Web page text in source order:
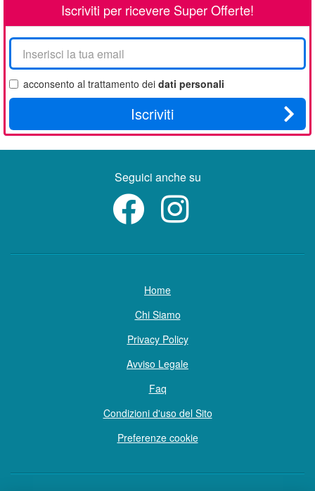
Iscriviti per ricevere Super Offerte!
La
tua
email
acconsento al trattamento dei dati personali
Iscriviti
Seguici anche su
Home
Chi Siamo
Privacy Policy
Avviso Legale
Faq
Condizioni d'uso del Sito
Preferenze cookie